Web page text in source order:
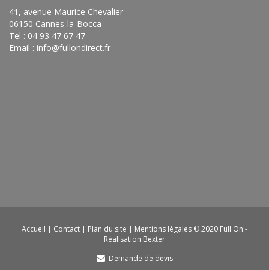
41, avenue Maurice Chevalier
06150 Cannes-la-Bocca
Tel : 04 93 47 67 47
Email : info@fullondirect.fr
Accueil | Contact | Plan du site | Mentions légales © 2020 Full On -
Réalisation Bexter
Demande de devis